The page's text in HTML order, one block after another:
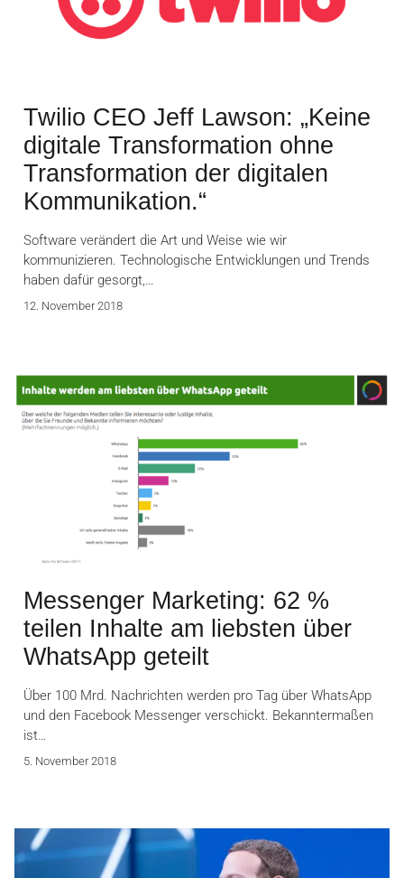
Twilio CEO Jeff Lawson: „Keine
digitale Transformation ohne
Transformation der digitalen
Kommunikation.“
Software verändert die Art und Weise wie wir
kommunizieren. Technologische Entwicklungen und Trends
haben dafür gesorgt,…
12. November 2018
Messenger Marketing: 62 %
teilen Inhalte am liebsten über
WhatsApp geteilt
Über 100 Mrd. Nachrichten werden pro Tag über WhatsApp
und den Facebook Messenger verschickt. Bekanntermaßen
ist…
5. November 2018